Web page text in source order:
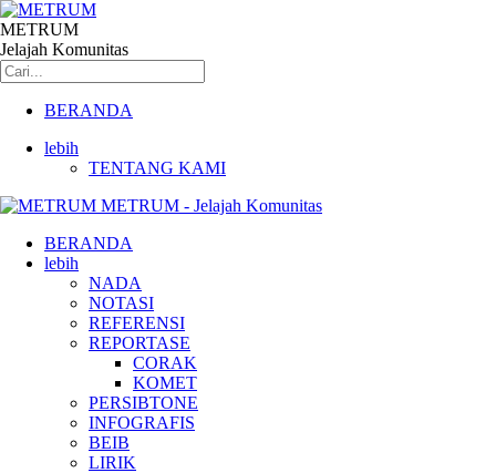
METRUM
Jelajah Komunitas
BERANDA
lebih
TENTANG KAMI
METRUM - Jelajah Komunitas
BERANDA
lebih
NADA
NOTASI
REFERENSI
REPORTASE
CORAK
KOMET
PERSIBTONE
INFOGRAFIS
BEIB
LIRIK